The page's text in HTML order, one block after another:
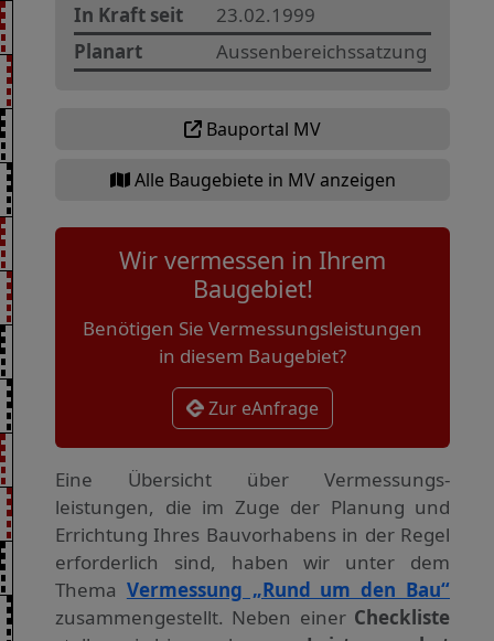
In Kraft seit
23.02.1999
Planart
Aussenbereichssatzung
Bauportal MV
Alle Baugebiete in MV anzeigen
Wir vermessen in Ihrem
Baugebiet!
Benötigen Sie Vermessungsleistungen
in diesem Baugebiet?
Zur eAnfrage
Eine Übersicht über Vermessungs­
leistungen, die im Zuge der Planung und
Errichtung Ihres Bauvorhabens in der Regel
erforderlich sind, haben wir unter dem
Thema Vermessung „Rund um den Bau“
zusammengestellt. Neben einer Checkliste